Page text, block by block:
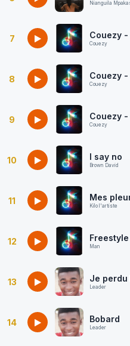
Nianguila
7 Couezy
Couezy
8 Couezy -
Couezy
9 Couezy
Couezy
10 I say no
Brown David
11 Mes
Kilo l'artiste
12
Man
13 Je perdu
Leader
14 Bobard
Leader